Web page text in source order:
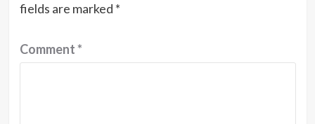
fields are marked *
Comment*